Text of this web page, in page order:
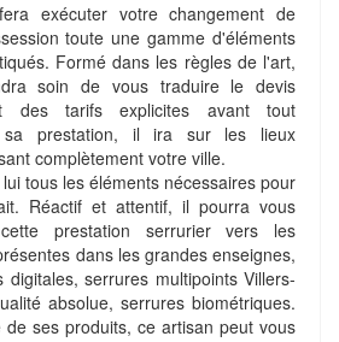
exécuter votre changement de
toute une gamme d'éléments
Formé dans les règles de l'art,
soin de vous traduire le devis
des tarifs explicites avant tout
sa prestation, il ira sur les lieux
complètement votre ville.
tous les éléments nécessaires pour
Réactif et attentif, il pourra vous
prestation serrurier vers les
dans les grandes enseignes,
serrures multipoints Villers-
absolue, serrures biométriques.
ses produits, ce artisan peut vous